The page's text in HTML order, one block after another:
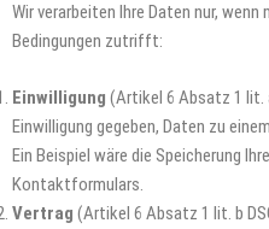
Wir verarbeiten Ihre Daten nur,
Bedingungen zutrifft:
Einwilligung (Artikel 6 Absatz 1 lit.
Einwilligung gegeben, Daten zu
Ein Beispiel wäre die Speicherung
Kontaktformulars.
Vertrag (Artikel 6 Absatz 1 lit. b